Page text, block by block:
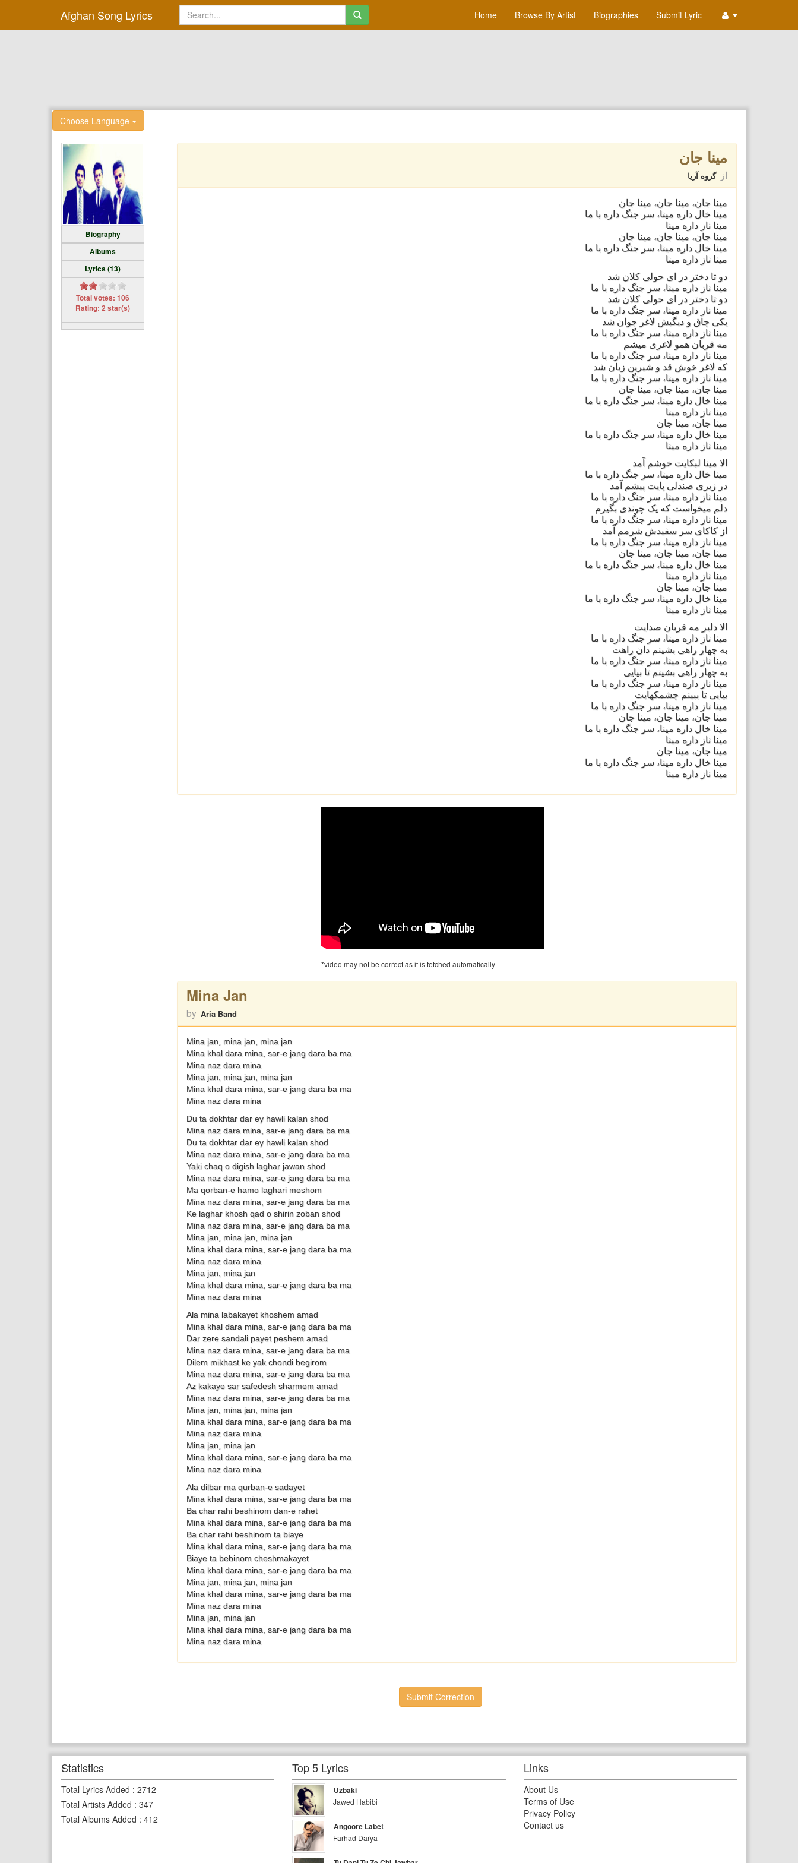
Afghan Song Lyrics Home Browse By Artist Biographies Submit Lyric
Choose Language
Biography
Albums
Lyrics (13)
Total votes: 106
Rating: 2 star(s)
مینا جان
از گروه آریا
مینا جان، مینا جان، مینا جان
مینا خال داره مینا، سر جنگ داره با ما
مینا ناز داره مینا
مینا جان، مینا جان، مینا جان
مینا خال داره مینا، سر جنگ داره با ما
مینا ناز داره مینا
دو تا دختر در ای حولی کلان شد
مینا ناز داره مینا، سر جنگ داره با ما
دو تا دختر در ای حولی کلان شد
مینا ناز داره مینا، سر جنگ داره با ما
یکی چاق و دیگیش لاغر جوان شد
مینا ناز داره مینا، سر جنگ داره با ما
مه قربان همو لاغری میشم
مینا ناز داره مینا، سر جنگ داره با ما
که لاغر خوش قد و شیرین زبان شد
مینا ناز داره مینا، سر جنگ داره با ما
مینا جان، مینا جان، مینا جان
مینا خال داره مینا، سر جنگ داره با ما
مینا ناز داره مینا
مینا جان، مینا جان
مینا خال داره مینا، سر جنگ داره با ما
مینا ناز داره مینا
الا مینا لبکایت خوشم آمد
مینا خال داره مینا، سر جنگ داره با ما
در زیری صندلی پایت پیشم آمد
مینا ناز داره مینا، سر جنگ داره با ما
دلم میخواست که یک چوندی بگیرم
مینا ناز داره مینا، سر جنگ داره با ما
از کاکای سر سفیدش شرمم آمد
مینا ناز داره مینا، سر جنگ داره با ما
مینا جان، مینا جان، مینا جان
مینا خال داره مینا، سر جنگ داره با ما
مینا ناز داره مینا
مینا جان، مینا جان
مینا خال داره مینا، سر جنگ داره با ما
مینا ناز داره مینا
الا دلبر مه قربان صدایت
مینا ناز داره مینا، سر جنگ داره با ما
به چهار راهی بشینم دان راهت
مینا ناز داره مینا، سر جنگ داره با ما
به چهار راهی بشینم تا بیایی
مینا ناز داره مینا، سر جنگ داره با ما
بیایی تا ببینم چشمکهایت
مینا ناز داره مینا، سر جنگ داره با ما
مینا جان، مینا جان، مینا جان
مینا خال داره مینا، سر جنگ داره با ما
مینا ناز داره مینا
مینا جان، مینا جان
مینا خال داره مینا، سر جنگ داره با ما
مینا ناز داره مینا
*video may not be correct as it is fetched automatically
Mina Jan
by Aria Band
Mina jan, mina jan, mina jan
Mina khal dara mina, sar-e jang dara ba ma
Mina naz dara mina
Mina jan, mina jan, mina jan
Mina khal dara mina, sar-e jang dara ba ma
Mina naz dara mina
Du ta dokhtar dar ey hawli kalan shod
Mina naz dara mina, sar-e jang dara ba ma
Du ta dokhtar dar ey hawli kalan shod
Mina naz dara mina, sar-e jang dara ba ma
Yaki chaq o digish laghar jawan shod
Mina naz dara mina, sar-e jang dara ba ma
Ma qorban-e hamo laghari meshom
Mina naz dara mina, sar-e jang dara ba ma
Ke laghar khosh qad o shirin zoban shod
Mina naz dara mina, sar-e jang dara ba ma
Mina jan, mina jan, mina jan
Mina khal dara mina, sar-e jang dara ba ma
Mina naz dara mina
Mina jan, mina jan
Mina khal dara mina, sar-e jang dara ba ma
Mina naz dara mina
Ala mina labakayet khoshem amad
Mina khal dara mina, sar-e jang dara ba ma
Dar zere sandali payet peshem amad
Mina naz dara mina, sar-e jang dara ba ma
Dilem mikhast ke yak chondi begirom
Mina naz dara mina, sar-e jang dara ba ma
Az kakaye sar safedesh sharmem amad
Mina naz dara mina, sar-e jang dara ba ma
Mina jan, mina jan, mina jan
Mina khal dara mina, sar-e jang dara ba ma
Mina naz dara mina
Mina jan, mina jan
Mina khal dara mina, sar-e jang dara ba ma
Mina naz dara mina
Ala dilbar ma qurban-e sadayet
Mina khal dara mina, sar-e jang dara ba ma
Ba char rahi beshinom dan-e rahet
Mina khal dara mina, sar-e jang dara ba ma
Ba char rahi beshinom ta biaye
Mina khal dara mina, sar-e jang dara ba ma
Biaye ta bebinom cheshmakayet
Mina khal dara mina, sar-e jang dara ba ma
Mina jan, mina jan, mina jan
Mina khal dara mina, sar-e jang dara ba ma
Mina naz dara mina
Mina jan, mina jan
Mina khal dara mina, sar-e jang dara ba ma
Mina naz dara mina
Submit Correction
Statistics
Total Lyrics Added : 2712
Total Artists Added : 347
Total Albums Added : 412
Top 5 Lyrics
Uzbaki
Jawed Habibi
Angoore Labet
Farhad Darya
Links
About Us
Terms of Use
Privacy Policy
Contact us